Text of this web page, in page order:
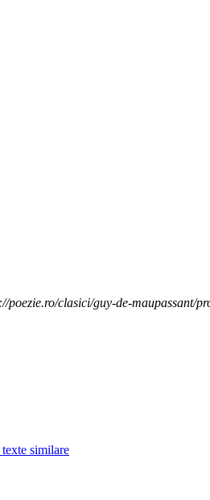
clasici/guy-de-maupassant/
similare